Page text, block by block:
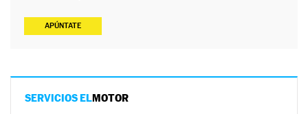
APÚNTATE
SERVICIOS ELMOTOR